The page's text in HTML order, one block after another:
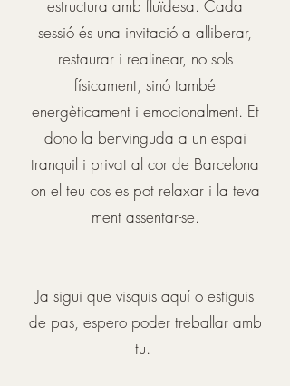
estructura amb fluïdesa. Cada
sessió és una invitació a alliberar,
restaurar i realinear, no sols
físicament, sinó també
energèticament i emocionalment. Et
dono la benvinguda a un espai
tranquil i privat al cor de Barcelona
on el teu cos es pot relaxar i la teva
ment assentar-se.
Ja sigui que visquis aquí o estiguis
de pas, espero poder treballar amb
tu.